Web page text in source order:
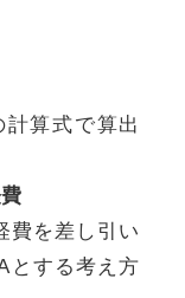
算式で算出
費を差し引い
とする考え方